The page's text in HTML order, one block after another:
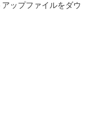
ップファイルをダウ